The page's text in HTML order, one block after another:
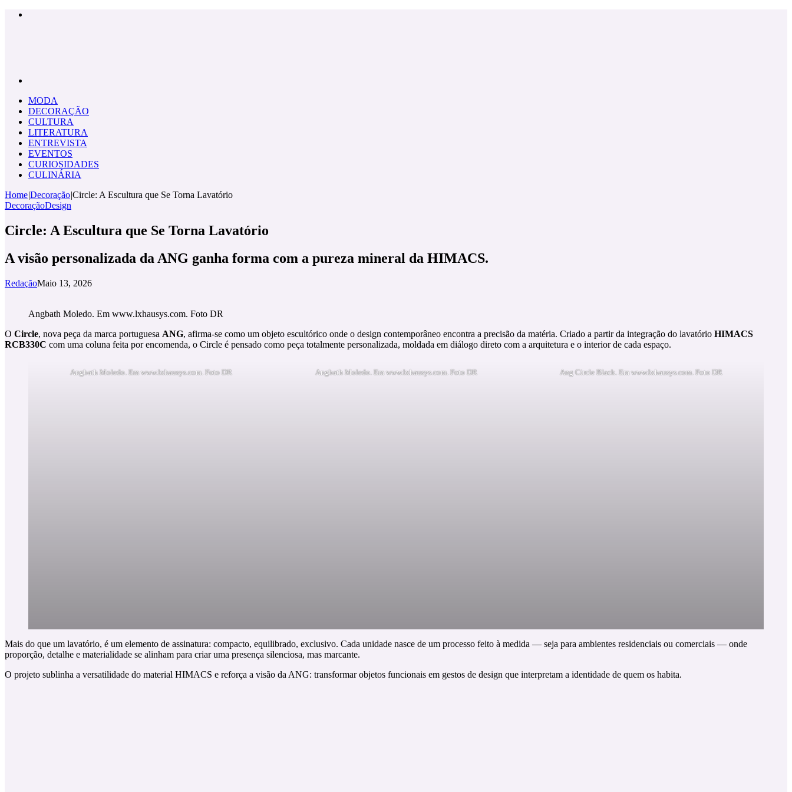
MODA
DECORAÇÃO
CULTURA
LITERATURA
ENTREVISTA
EVENTOS
CURIOSIDADES
CULINÁRIA
Home|Decoração|Circle: A Escultura que Se Torna Lavatório
DecoraçãoDesign
Circle: A Escultura que Se Torna Lavatório
A visão personalizada da ANG ganha forma com a pureza mineral da HIMACS.
RedaçãoMaio 13, 2026
Angbath Moledo. Em www.lxhausys.com. Foto DR
O Circle, nova peça da marca portuguesa ANG, afirma‑se como um objeto escultórico onde o design contemporâneo encontra a precisão da matéria. Criado a partir da integração do lavatório HIMACS
RCB330C com uma coluna feita por encomenda, o Circle é pensado como peça totalmente personalizada, moldada em diálogo direto com a arquitetura e o interior de cada espaço.
Angbath Moledo. Em www.lxhausys.com. Foto DR Angbath Moledo. Em www.lxhausys.com. Foto DR Ang Circle Black. Em www.lxhausys.com. Foto DR
Mais do que um lavatório, é um elemento de assinatura: compacto, equilibrado, exclusivo. Cada unidade nasce de um processo feito à medida — seja para ambientes residenciais ou comerciais — onde
proporção, detalhe e materialidade se alinham para criar uma presença silenciosa, mas marcante.
O projeto sublinha a versatilidade do material HIMACS e reforça a visão da ANG: transformar objetos funcionais em gestos de design que interpretam a identidade de quem os habita.